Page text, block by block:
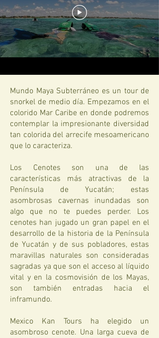
Mundo Maya Subterráneo es un tour de
snorkel de medio día. Empezamos en el
colorido Mar Caribe en donde podremos
contemplar la impresionante diversidad
tan colorida del arrecife mesoamericano
que lo caracteriza.
Los Cenotes son una de las
características más atractivas de la
Península de Yucatán; estas
asombrosas cavernas inundadas son
algo que no te puedes perder. Los
cenotes han jugado un gran papel en el
desarrollo de la historia de la Península
de Yucatán y de sus pobladores, estas
maravillas naturales son consideradas
sagradas ya que son el acceso al líquido
vital y en la cosmovisión de los Mayas,
son también entradas hacia el
inframundo.
Mexico Kan Tours ha elegido un
asombroso cenote. Una larga cueva de